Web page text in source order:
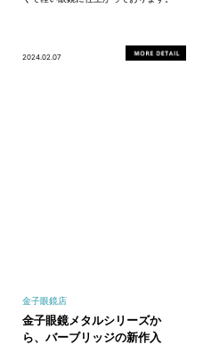
2024.02.07
金子眼鏡店
金子眼鏡メタルシリーズか
ら、バーブリッジの新作入